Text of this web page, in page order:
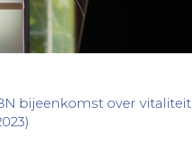
bijeenkomst over vitaliteit